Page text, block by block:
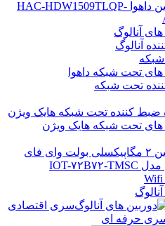
آنالوگ
آنالوگ
های تحت شبکه داهوا
تحت شبکه
ضبط کننده تحت شبکه هایک ویژن
های تحت شبکه هایک ویژن
سری اقتصادی
حرفه ای